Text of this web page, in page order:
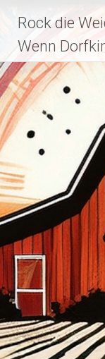
Inhalt
springen
Rock die
Wenn